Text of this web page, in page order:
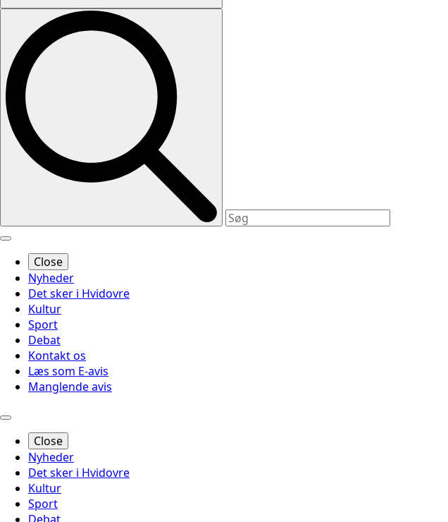
Close
Nyheder
Det sker i Hvidovre
Kultur
Sport
Debat
Kontakt os
Læs som E-avis
Manglende avis
Close
Nyheder
Det sker i Hvidovre
Kultur
Sport